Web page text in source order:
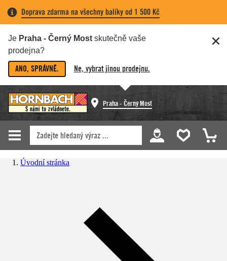
Doprava zdarma na všechny balíky od 1 500 Kč
Je Praha - Černý Most skutečně vaše
prodejna?
ANO, SPRÁVNĚ. Ne, vybrat jinou prodejnu.
Praha - Černý Most
Úvodní stránka